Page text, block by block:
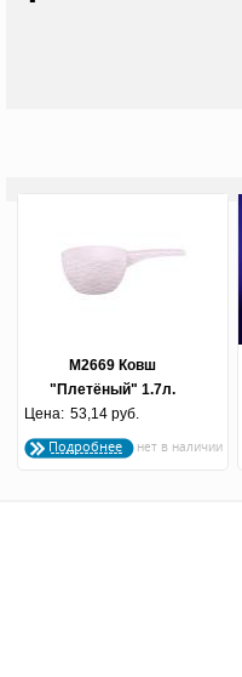
М2669 Ковш
"Плетёный" 1.7л.
(белый)
Цена: 53,14 руб.
Подробнее